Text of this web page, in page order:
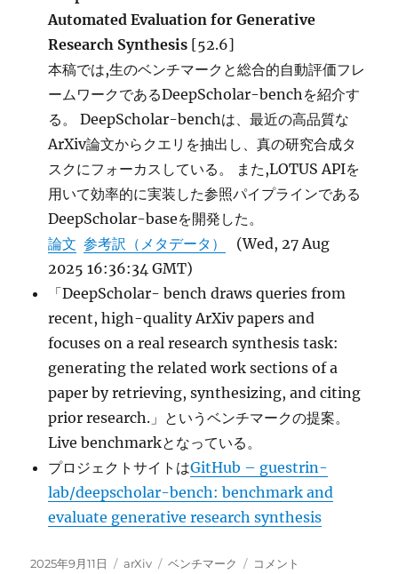
Automated Evaluation for Generative
Research Synthesis [52.6]
本稿では,生のベンチマークと総合的自動評価フレ
ームワークであるDeepScholar-benchを紹介す
る。 DeepScholar-benchは、最近の高品質な
ArXiv論文からクエリを抽出し、真の研究合成タ
スクにフォーカスしている。 また,LOTUS APIを
用いて効率的に実装した参照パイプラインである
DeepScholar-baseを開発した。
論文 参考訳（メタデータ）
(Wed, 27 Aug
2025 16:36:34 GMT)
「DeepScholar- bench draws queries from
recent, high-quality ArXiv papers and
focuses on a real research synthesis task:
generating the related work sections of a
paper by retrieving, synthesizing, and citing
prior research.」というベンチマークの提案。
Live benchmarkとなっている。
プロジェクトサイトはGitHub – guestrin-
lab/deepscholar-bench: benchmark and
evaluate generative research synthesis
投
2025年9月11日
カ
arXiv
タ
ベンチマーク
DeepScholar-
コメント